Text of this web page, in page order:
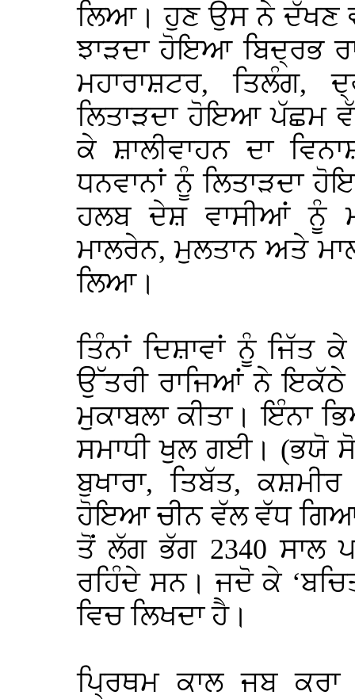
ਲਿਆ। ਹੁਣ ਉਸ ਨੇ ਦੱਖਣ
ਝਾੜਦਾ ਹੋਇਆ ਬਿਦ੍ਰਭ
ਮਹਾਰਾਸ਼ਟਰ,
ਲਿਤਾੜਦਾ ਹੋਇਆ ਪੱਛਮ
ਕੇ ਸ਼ਾਲੀਵਾਹਨ ਦਾ
ਧਨਵਾਨਾਂ ਨੂੰ ਲਿਤਾੜਦਾ
ਹਲਬ ਦੇਸ਼ ਵਾਸੀਆਂ ਨੂੰ
ਮਾਲਰੇਨ, ਮੁਲਤਾਨ ਅਤੇ
ਲਿਆ।
ਤਿੰਨਾਂ ਦਿਸ਼ਾਵਾਂ ਨੂੰ ਜਿੱਤ
ਉੱਤਰੀ ਰਾਜਿਆਂ ਨੇ ਇਕੱਠੇ
ਮੁਕਾਬਲਾ ਕੀਤਾ। ਇੰਨਾ
ਸਮਾਧੀ ਖੁਲ ਗਈ। (ਭਯੋ
ਬੁਖਾਰਾ, ਤਿਬੱਤ,
ਹੋਇਆ ਚੀਨ ਵੱਲ ਵੱਧ
ਤੋਂ ਲੱਗ ਭੱਗ 2340 ਸਾਲ
ਰਹਿੰਦੇ ਸਨ। ਜਦੋ ਕੇ
ਵਿਚ ਲਿਖਦਾ ਹੈ।
ਪ੍ਰਿਥਮ ਕਾਲ ਜਬ ਕਰਾ